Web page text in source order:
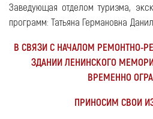
Заведующая отделом туризма,
программ: Татьяна Германовна
В СВЯЗИ С НАЧАЛОМ РЕМОНТНО-
ЗДАНИИ ЛЕНИНСКОГО
ВРЕМЕННО
ПРИНОСИМ СВОИ